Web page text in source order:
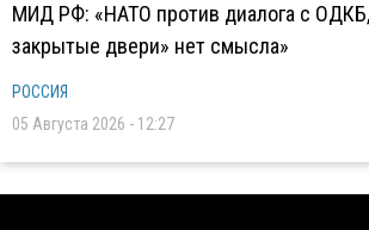
МИД РФ: «НАТО против диалога с
закрытые двери» нет смысла»
РОССИЯ
05 Августа 2026 - 12:27